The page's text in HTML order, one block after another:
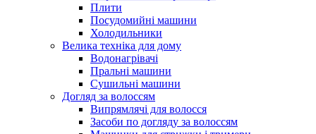
Плити
Посудомийні машини
Холодильники
Велика техніка для дому
Водонагрівачі
Пральні машини
Сушильні машини
Догляд за волоссям
Випрямлячі для волосся
Засоби по догляду за волоссям